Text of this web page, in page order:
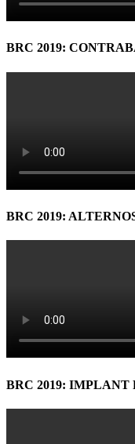
BRC 2019:
BRC 2019:
BRC 2019: IMPLANT